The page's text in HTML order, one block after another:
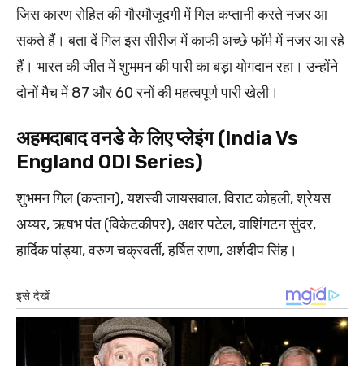
जिस कारण रोहित की गौरमौजूदगी में गिल कप्तानी करते नजर आ
सकते हैं। बता दें गिल इस सीरीज में काफी अच्छे फॉर्म में नजर आ रहे
हैं। भारत की जीत में शुभमन की पारी का बड़ा योगदान रहा। उन्होंने
दोनों मैच में 87 और 60 रनों की महत्वपूर्ण पारी खेली।
अहमदाबाद वनडे के लिए प्लेइंग (India Vs
England ODI Series)
शुभमन गिल (कप्तान), यशस्वी जायसवाल, विराट कोहली, श्रेयस
अय्यर, ऋषभ पंत (विकेटकीपर), अक्षर पटेल, वाशिंगटन सुंदर,
हार्दिक पांड्या, वरुण चक्रवर्ती, हर्षित राणा, अर्शदीप सिंह।